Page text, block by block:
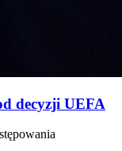
decyzji UEFA